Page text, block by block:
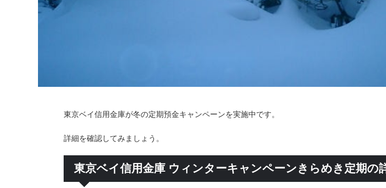
東京ベイ信用金庫が冬の定期預金キャンペーンを実施中です。
詳細を確認してみましょう。
東京ベイ信用金庫 ウィンターキャンペーンきらめき定期の